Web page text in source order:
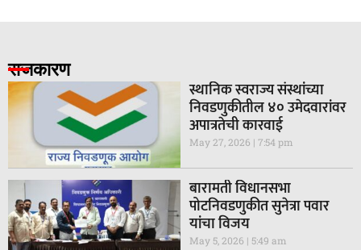
राजकारण
स्थानिक स्वराज्य संस्थांच्या
निवडणुकीतील ४० उमेदवारांवर
अपात्रतेची कारवाई
May 27, 2026 7:54 pm
बारामती विधानसभा
पोटनिवडणुकीत सुनेत्रा पवार
यांचा विजय
May 5, 2026 5:49 am